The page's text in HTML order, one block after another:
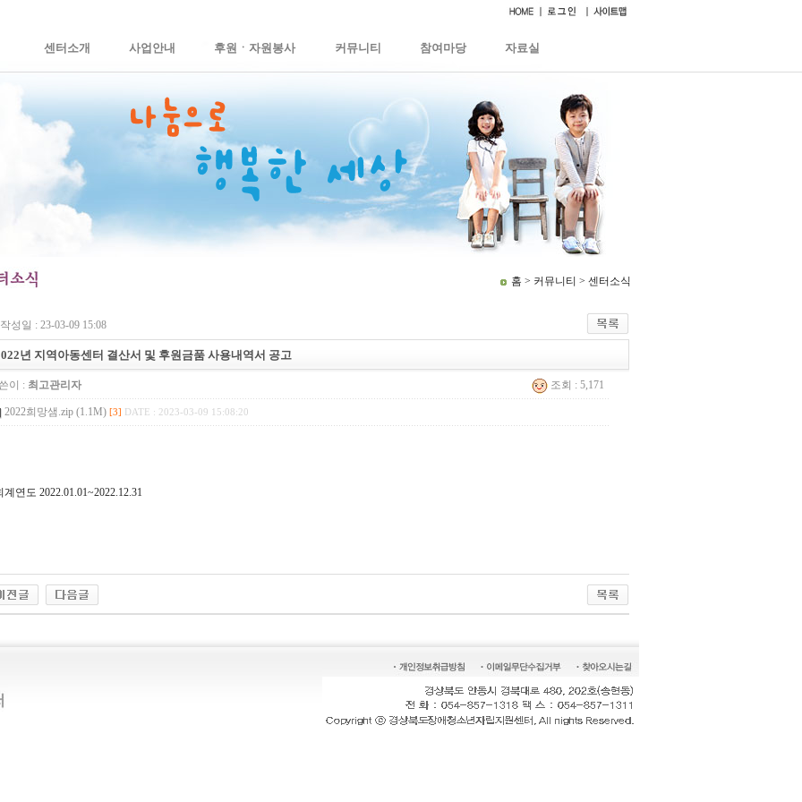
센터소개 사업안내 후원ㆍ자원봉사 커뮤니티 참여마당 자료실
홈 > 커뮤니티 > 센터소식
작성일 : 23-03-09 15:08
년 지역아동센터 결산서 및 후원금품 사용내역서 공고
이 : 최고관리자 조회 : 5,171
2022희망샘.zip (1.1M) [3] DATE : 2023-03-09 15:08:20
계연도 2022.01.01~2022.12.31